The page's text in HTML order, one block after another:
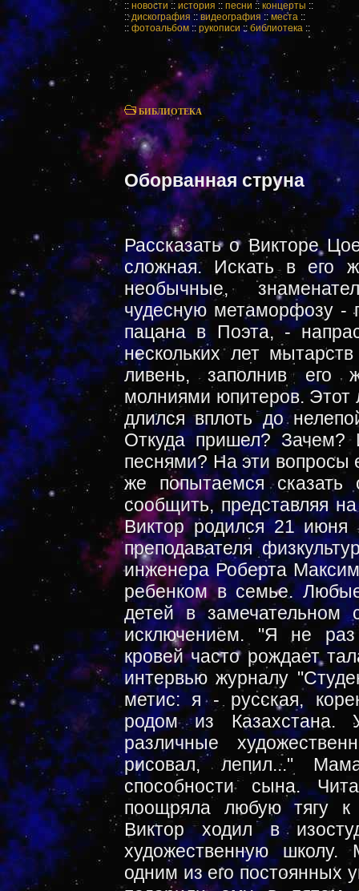
:: новости :: история :: песни :: концерты ::
::дискография :: видеография ::места ::
:: фотоальбом::рукописи::библиотека ::
БИБЛИОТЕКА
Оборванная струна
Рассказать о Викторе Цое... Для любого биографа - задача сложная. Искать в его жизненном пути какие-то особые, необычные, знаменательные события, объясняющие чудесную метаморфозу - превращение обычного питерского пацана в Поэта, - напрасный труд. Популярность - после нескольких лет мытарств - свалилась на него, как летний ливень, заполнив его жизнь громом аплодисментов и молниями юпитеров. Этот ливень, этот непрерывный концерт длился вплоть до нелепой трагической развязки... Кто он? Откуда пришел? Зачем? И что хотел сказать нам своими песнями? На эти вопросы еще долго будут искать ответы. Мы же попытаемся сказать о Цое только то, что требуется сообщить, представляя на суд читателям тексты его песен... Виктор родился 21 июня 1962 года в Ленинграде, в семье преподавателя физкультуры Валентины Васильевны Цой и инженера Роберта Максимовича Цоя. Он был единственным ребенком в семье. Любые родители склонны видеть своих детей в замечательном свете. И мама Виктора не была исключением. "Я не раз читала, что смешение далеких кровей часто рождает талантливых людей, - говорила она в интервью журналу "Студенческий меридиан". - Сын у нас - метис: я - русская, коренная ленинградка, муж - кореец, родом из Казахстана. У Вити с детства проявлялись различные художественные на клонности. Он хорошо рисовал, лепил..." Мама делала все, чтобы развить способности сына. Читала ему книги из серии ЖЗЛ, поощряла любую тягу к творчеству. В младших классах Виктор ходил в изостудию, потом - через день - в художественную школу. Музыка, как и рисование, была одним из его постоянных увлечений. Первую гитару родители подарили ему в пятом классе. А в восьмом вместе с Максимом Пашковым он уже организовал группу с экзотическим названием "Палата ј б". После восьмилетки Виктор решил продолжить художественное образование и поступил в Серовское училище на оформительское отделение. Шрифты и плакаты были ему в тягость. Гораздо большее удовлетворение приносило увлечение музыкой. Он продолжал играть вместе с Максимом Пашковым, но уже на сцене художественного училища. " В Серовке мы смогли играть так, как нам хотелось, - вспоминает Пашков, - там были электрические инструменты. Играли на их вечерах, на танцах. В Серовке нашли и барабанщика - Толика Смирнова, он по тем временам считался одним из лучших. Вообще мы для нашего возраста играли очень неплохо, поскольку все время занимались только этим. На вечерах исполняли какие-то классические вещи из DЕЕР РURРLЕ, ВLАK SAВВАТ, свою музыку. Что-то сочинял я, что-то - вдвоем с Витей..."1 Но тогда о Цое, кроме его близких друзей, никто не знал. В официальных кругах рок считался полузапретным, и когда Виктора и его товарищей отчисляли из училища "за неуспеваемость", увлечение роком было "отягчающим обстоятельством". "Я его не очень-то ругала, - рассказывает мама Виктора. - "Не хочешь учиться, - говорю, - не надо. Делай, что умеешь". Витя пошел на завод и в вечернюю школу. Но на заводе пришлось делать какие-то мелкие детали, замки, что ли, а такой монотонный труд отупляет. К тому же, помнила по себе, как хотелось, когда росла, читать, рисовать, но из-за работы была лишена всего этого. Вите тогда исполнилось шестнадцать. Поэтому я и решила - ничего страшного, если он бросит завод и будет только читать, учиться, просто заниматься саморазвитием. Потом поняла, что это решение стало моей самой большой удачей". О воспитании написаны тысячи книг, защищены сотни диссертаций. И можно было бы пуститься в пространные объяснения по поводу того, что, мол, свобода выбора собственного пути, предоставленная Вите родителями, повлияла на то и на это... Но мы анализировать не будем. Ведь главное, что дала Виктору мать, возможность заниматься любимым делом. А заниматься рок музыкой в то время означало - искать. Русского рока как такового еще не было. Это позже зазвучат из всех окон песни "Машины времени", поднимется "аквариумная" волна, рок пробьет себе дорогу на радио и телевидение. Но тогда, в середине семидесятых, Цой и его друзья, так же, как многие другие мальчишки, сделавшие рок- музыку главным делом своей жизни, настойчиво и трудно искали свой путь. Конечно, ничто не возникает вдруг, на пустом месте. И, как всякий начинающий